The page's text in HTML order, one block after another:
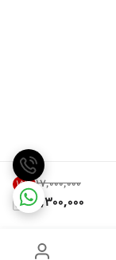
۱۷٬۰۰۰٬۰۰۰ 15%
14,300,000